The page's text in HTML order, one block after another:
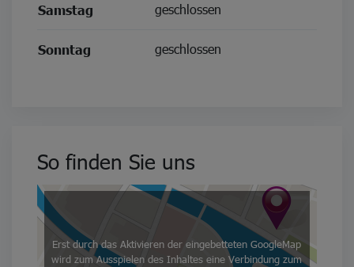
Samstag geschlossen
Sonntag geschlossen
So finden Sie uns
Erst durch das Aktivieren der eingebetteten GoogleMap
wird zum Ausspielen des Inhaltes eine Verbindung zum